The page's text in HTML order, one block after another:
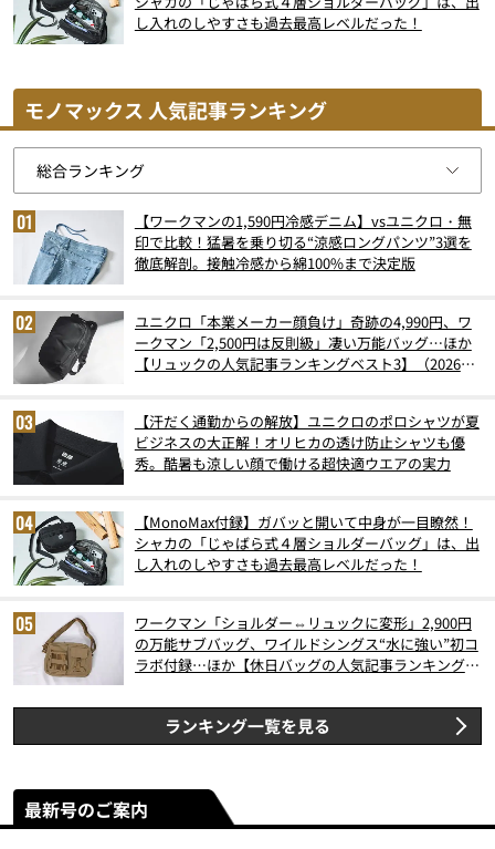
し入れのしやすさも過去最高レベルだった！
モノマックス 人気記事ランキング
【ワークマンの1,590円冷感デニム】vsユニクロ・無
印で比較！猛暑を乗り切る“涼感ロングパンツ”3選を
徹底解剖。接触冷感から綿100%まで決定版
ユニクロ「本業メーカー顔負け」奇跡の4,990円、ワ
ークマン「2,500円は反則級」凄い万能バッグ…ほか
【リュックの人気記事ランキングベスト3】（2026年
【汗だく通勤からの解放】ユニクロのポロシャツが夏
ビジネスの大正解！オリヒカの透け防止シャツも優
秀。酷暑も涼しい顔で働ける超快適ウエアの実力
【MonoMax付録】ガバッと開いて中身が一目瞭然！
シャカの「じゃばら式４層ショルダーバッグ」は、出
し入れのしやすさも過去最高レベルだった！
ワークマン「ショルダー⇔リュックに変形」2,900円
の万能サブバッグ、ワイルドシングス“水に強い”初コ
ラボ付録…ほか【休日バッグの人気記事ランキングベ
ランキング一覧を見る
最新号のご案内